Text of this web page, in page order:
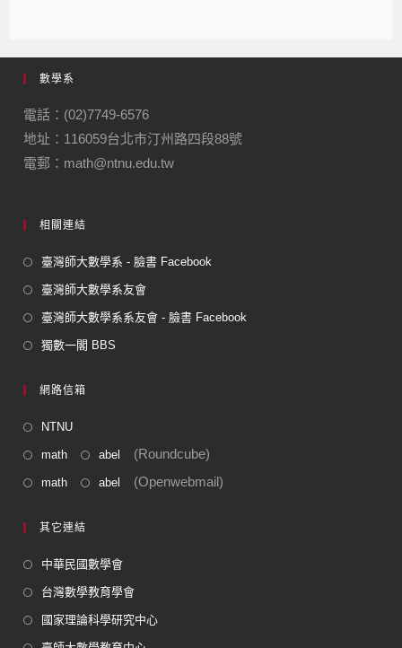
數學系
電話：(02)7749-6576
地址：116059台北市汀州路四段88號
電郵：math@ntnu.edu.tw
相關連結
臺灣師大數學系 - 臉書 Facebook
臺灣師大數學系友會
臺灣師大數學系系友會 - 臉書 Facebook
獨數一閣 BBS
網路信箱
NTNU
math abel (Roundcube)
math abel (Openwebmail)
其它連結
中華民國數學會
台灣數學教育學會
國家理論科學研究中心